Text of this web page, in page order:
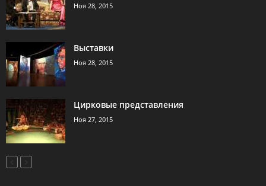
Ноя 28, 2015
Выставки
Ноя 28, 2015
Цирковые представления
Ноя 27, 2015